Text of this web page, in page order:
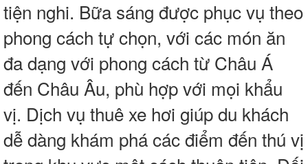
tiện nghi. Bữa sáng được phục vụ theo
phong cách tựchọn, với các món ăn
đa dạng với phong cách từ Châu Á
đến Châu Âu, phù hợp với mọi khẩu
vị. Dịch vụ thuê xe hơi giúp du khách
dễdàng khám phá cácđiểm đến thú vị